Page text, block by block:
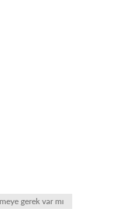
gerek var mı